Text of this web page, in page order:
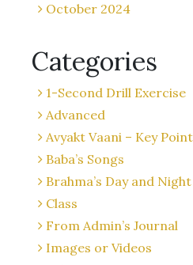
October 2024
Categories
1-Second Drill Exercise
Advanced
Avyakt Vaani – Key
Baba’s Songs
Brahma’s Day and Night
Class
From Admin’s Journal
Images or Videos